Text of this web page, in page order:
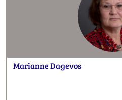
Marianne Dagevos